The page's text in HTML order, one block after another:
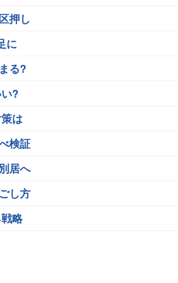
押し
に
る?
?
は
検証
居へ
し方
略